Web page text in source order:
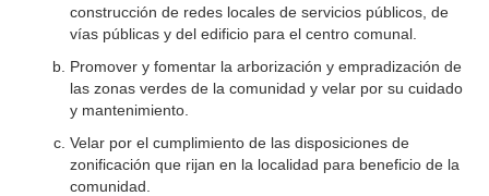
construcción de redes locales de servicios públicos, de
vías públicas y del edificio para el centro comunal.
Promover y fomentar la arborización y empradización de
las zonas verdes de la comunidad y velar por su cuidado
y mantenimiento.
Velar por el cumplimiento de las disposiciones de
zonificación que rijan en la localidad para beneficio de la
comunidad.